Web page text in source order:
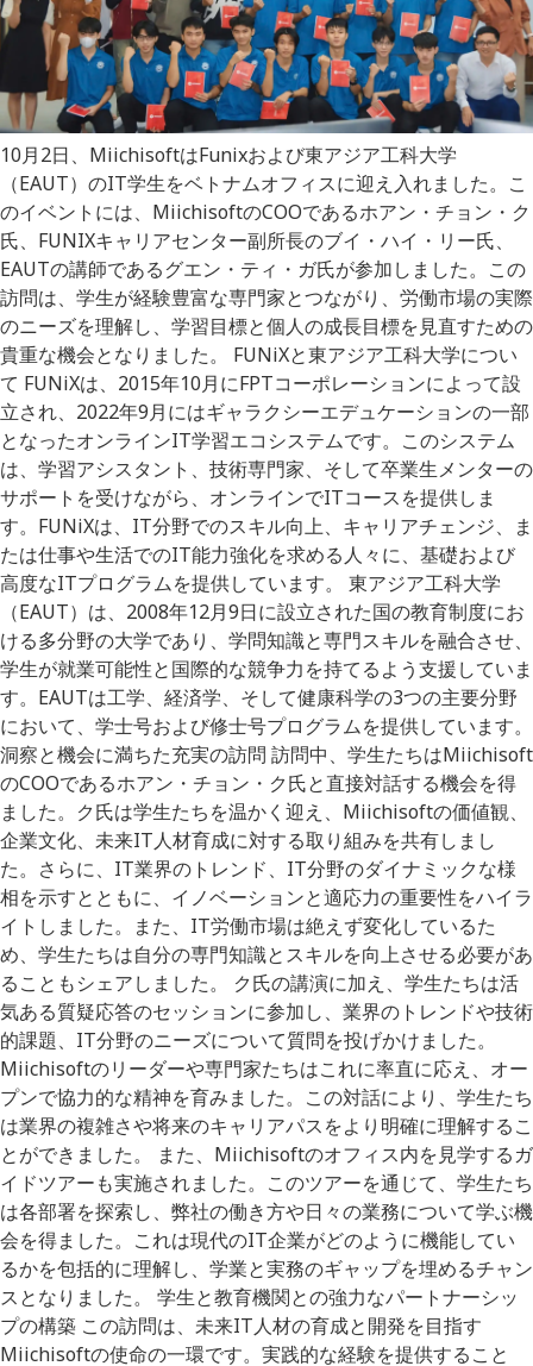
10月2日、MiichisoftはFunixおよび東アジア工科大学
（EAUT）のIT学生をベトナムオフィスに迎え入れました。こ
のイベントには、MiichisoftのCOOであるホアン・チョン・ク
氏、FUNIXキャリアセンター副所長のブイ・ハイ・リー氏、
EAUTの講師であるグエン・ティ・ガ氏が参加しました。この
訪問は、学生が経験豊富な専門家とつながり、労働市場の実際
のニーズを理解し、学習目標と個人の成長目標を見直すための
貴重な機会となりました。 FUNiXと東アジア工科大学につい
て FUNiXは、2015年10月にFPTコーポレーションによって設
立され、2022年9月にはギャラクシーエデュケーションの一部
となったオンラインIT学習エコシステムです。このシステム
は、学習アシスタント、技術専門家、そして卒業生メンターの
サポートを受けながら、オンラインでITコースを提供しま
す。FUNiXは、IT分野でのスキル向上、キャリアチェンジ、ま
たは仕事や生活でのIT能力強化を求める人々に、基礎および
高度なITプログラムを提供しています。 東アジア工科大学
（EAUT）は、2008年12月9日に設立された国の教育制度にお
ける多分野の大学であり、学問知識と専門スキルを融合させ、
学生が就業可能性と国際的な競争力を持てるよう支援していま
す。EAUTは工学、経済学、そして健康科学の3つの主要分野
において、学士号および修士号プログラムを提供しています。
洞察と機会に満ちた充実の訪問 訪問中、学生たちはMiichisoft
のCOOであるホアン・チョン・ク氏と直接対話する機会を得
ました。ク氏は学生たちを温かく迎え、Miichisoftの価値観、
企業文化、未来IT人材育成に対する取り組みを共有しまし
た。さらに、IT業界のトレンド、IT分野のダイナミックな様
相を示すとともに、イノベーションと適応力の重要性をハイラ
イトしました。また、IT労働市場は絶えず変化しているた
め、学生たちは自分の専門知識とスキルを向上させる必要があ
ることもシェアしました。 ク氏の講演に加え、学生たちは活
気ある質疑応答のセッションに参加し、業界のトレンドや技術
的課題、IT分野のニーズについて質問を投げかけました。
Miichisoftのリーダーや専門家たちはこれに率直に応え、オー
プンで協力的な精神を育みました。この対話により、学生たち
は業界の複雑さや将来のキャリアパスをより明確に理解するこ
とができました。 また、Miichisoftのオフィス内を見学するガ
イドツアーも実施されました。このツアーを通じて、学生たち
は各部署を探索し、弊社の働き方や日々の業務について学ぶ機
会を得ました。これは現代のIT企業がどのように機能してい
るかを包括的に理解し、学業と実務のギャップを埋めるチャン
スとなりました。 学生と教育機関との強力なパートナーシッ
プの構築 この訪問は、未来IT人材の育成と開発を目指す
Miichisoftの使命の一環です。実践的な経験を提供すること